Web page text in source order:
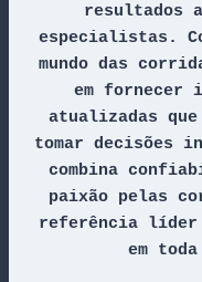
resultados
especialistas.
mundo das
em fornecer
atualizadas que
tomar decisões
combina
paixão pelas
referência líder
em